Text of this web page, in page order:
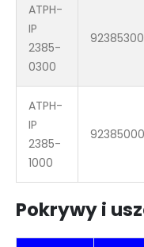
ATPH-
IP
2385-
0300
92385300
ATPH-
IP
2385-
1000
92385000
Pokrywy i